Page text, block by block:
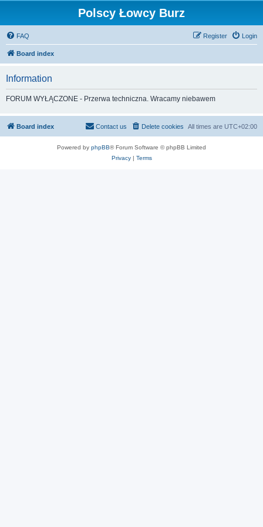
Polscy Łowcy Burz
FAQ Login
Register
Board index
Information
FORUM WYŁĄCZONE - Przerwa techniczna. Wracamy niebawem
Board index All times are UTC+02:00
Delete cookies
Contact us
Powered by phpBB® Forum Software © phpBB Limited
Privacy| Terms